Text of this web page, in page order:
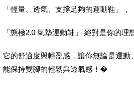
「輕量、透氣、支撐足夠的運動鞋」，
「態極2.0 氣墊運動鞋」 絕對是你的理
它的舒適度與輕盈感，讓你無論是運動
能保持雙腳的輕鬆與透氣感！�